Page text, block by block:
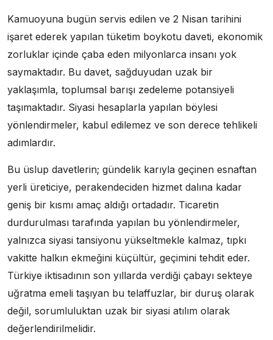
Kamuoyuna bugün servis edilen ve 2 Nisan tarihini
işaret ederek yapılan tüketim boykotu daveti, ekonomik
zorluklar içinde çaba eden milyonlarca insanı yok
saymaktadır. Bu davet, sağduyudan uzak bir
yaklaşımla, toplumsal barışı zedeleme potansiyeli
taşımaktadır. Siyasi hesaplarla yapılan böylesi
yönlendirmeler, kabul edilemez ve son derece tehlikeli
adımlardır.
Bu üslup davetlerin; gündelik karıyla geçinen esnaftan
yerli üreticiye, perakendeciden hizmet dalına kadar
geniş bir kısmı amaç aldığı ortadadır. Ticaretin
durdurulması tarafında yapılan bu yönlendirmeler,
yalnızca siyasi tansiyonu yükseltmekle kalmaz, tıpkı
vakitte halkın ekmeğini küçültür, geçimini tehdit eder.
Türkiye iktisadının son yıllarda verdiği çabayı sekteye
uğratma emeli taşıyan bu telaffuzlar, bir duruş olarak
değil, sorumluluktan uzak bir siyasi atılım olarak
değerlendirilmelidir.